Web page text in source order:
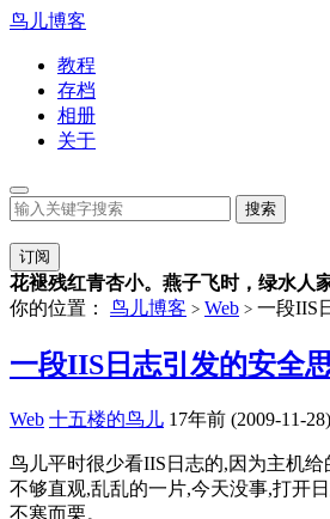
鸟儿博客
教程
存档
相册
关于
订阅
花褪残红青杏小。燕子飞时，绿水人家
你的位置： 鸟儿博客 > Web > 一段IIS
一段IIS日志引发的安全
Web 十五楼的鸟儿 17年前 (2009-11-28)
鸟儿平时很少看IIS日志的,因为主机
不够直观,乱乱的一片,今天没事,打开
不寒而栗。